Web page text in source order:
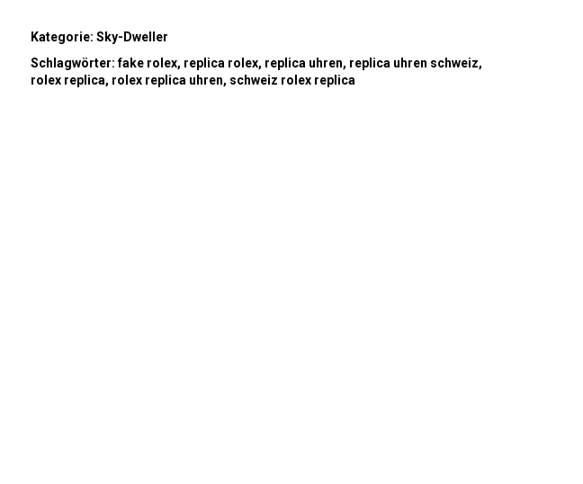
Kategorie:Sky-Dweller
Schlagwörter:fake rolex, replica rolex, replica uhren, replica uhren schweiz,
rolex replica, rolex replica uhren, schweiz rolex replica